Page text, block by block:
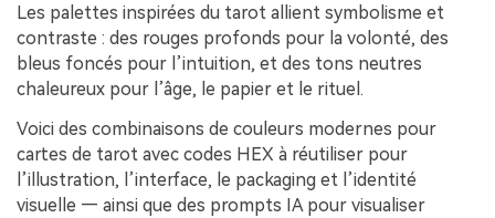
Les palettes inspirées du tarot allient symbolisme et
contraste : des rouges profonds pour la volonté, des
bleus foncés pour l’intuition, et des tons neutres
chaleureux pour l’âge, le papier et le rituel.
Voici des combinaisons de couleurs modernes pour
cartes de tarot avec codes HEX à réutiliser pour
l’illustration, l’interface, le packaging et l’identité
visuelle — ainsi que des prompts IA pour visualiser